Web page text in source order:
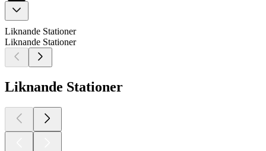
Liknande Stationer
Liknande Stationer
Liknande Stationer